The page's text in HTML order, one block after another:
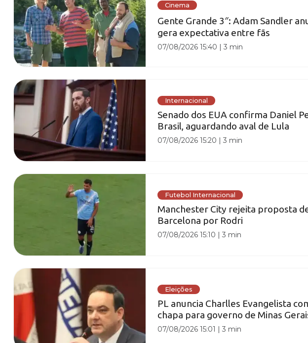
Cinema
Gente Grande 3″: Adam Sandler
gera expectativa entre fãs
07/08/2026 15:40 |3 min
Internacional
Senado dos EUA confirma Daniel
Brasil, aguardando aval de Lula
07/08/2026 15:20 |3 min
Futebol Internacional
Manchester City rejeita proposta
Barcelona por Rodri
07/08/2026 15:10 |3 min
Eleições
PL anuncia Charlles Evangelista
chapa para governo de Minas
07/08/2026 15:01 |3 min